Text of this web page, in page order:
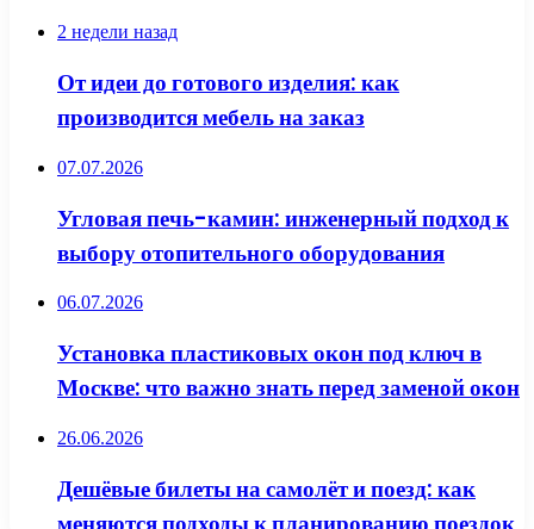
2 недели назад
От идеи до готового изделия: как
производится мебель на заказ
07.07.2026
Угловая печь-камин: инженерный подход к
выбору отопительного оборудования
06.07.2026
Установка пластиковых окон под ключ в
Москве: что важно знать перед заменой окон
26.06.2026
Дешёвые билеты на самолёт и поезд: как